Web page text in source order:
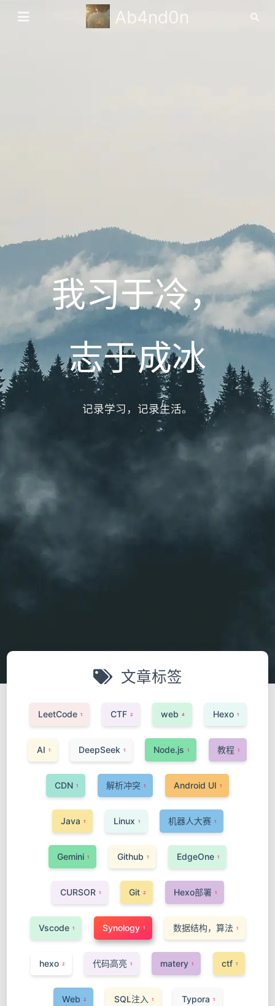
Ab4nd0n
我习于冷，
志于成冰
记录学习，记录生活。
文章标签
LeetCode 1 CTF 2 web 4 Hexo 1
AI 1 DeepSeek 1 Node.js 1 教程 1
CDN 1 解析冲突 1 Android UI 1
Java 1 Linux 1 机器人大赛 1
Gemini 1 Github 1 EdgeOne 1
CURSOR 1 Git 2 Hexo部署 1
Vscode 1 Synology 1 数据结构，算法 1
hexo 2 代码高亮 1 matery 1 ctf 1
Web 2 SQL注入 1 Typora 1